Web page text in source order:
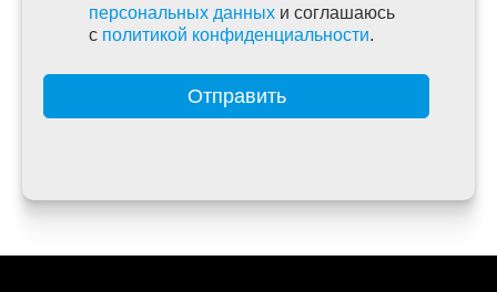
персональных данных и соглашаюсь
c политикой конфиденциальности.
Отправить